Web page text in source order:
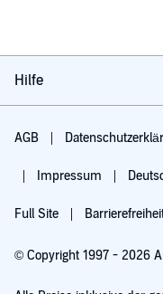
Hilfe
AGB
Impressum
Full Site
© Copyright 1997 - 2026